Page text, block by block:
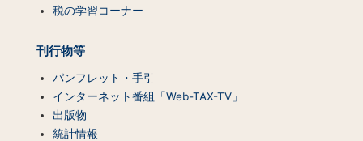
税の学習コーナー
刊行物等
パンフレット・手引
インターネット番組「Web-TAX-TV」
出版物
統計情報